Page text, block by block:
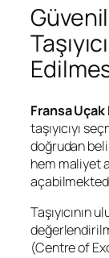
Fransa
taşıyıcıyı
doğrudan
hem maliyet
Taşıyıcının
(Centre of